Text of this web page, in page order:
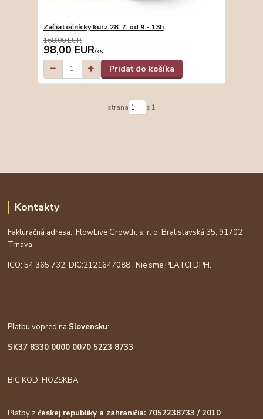
Začiatočnícky kurz 28. 7. od 9 - 13h
168,00 EUR
98,00 EUR/ks
Pridať do košíka
strana z 1
Kontakty
Fakturačná adresa: FlowLive Growth, s. r. o. Bratislavská 35, 91702
Trnava,
ICO: 54 365 732, DIC:2121647088 , Nie sme PLATCI DPH.
Platbu vopred na Slovensku:
SK37 8330 0000 0070 5223 8733
BIC KOD: FIOZSKBA
Platby zčeskej republiky a zahraničia: 7052238733 / 2010